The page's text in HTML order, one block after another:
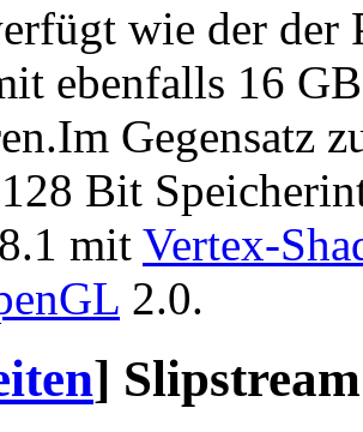
wie der der
ebenfalls 16
Gegensatz
Bit
8.1 mit Vertex-
2.0.
] Slipstream